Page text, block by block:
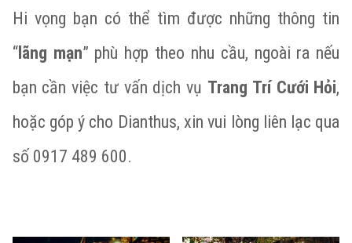
Hi vọng bạn có thể tìm được những thông tin
“lãng mạn” phù hợp theo nhu cầu, ngoài ra nếu
bạn cần việc tư vấn dịch vụ Trang Trí Cưới Hỏi,
hoặc góp ý cho Dianthus, xin vui lòng liên lạc qua
số 0917 489 600.